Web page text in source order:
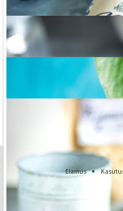
Mureli
Elamus
Kõik Kodukokad
pildid, graafika jms) on